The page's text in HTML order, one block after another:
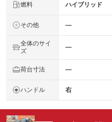
燃料 ハイブリッド
その他 ―
全体のサイ
ズ
―
荷台寸法 ―
ハンドル 右